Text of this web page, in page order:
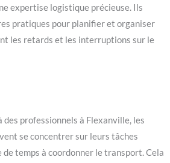
expertise logistique précieuse. Ils
pratiques pour planifier et organiser
les retards et les interruptions sur le
des professionnels à Flexanville, les
se concentrer sur leurs tâches
temps à coordonner le transport. Cela